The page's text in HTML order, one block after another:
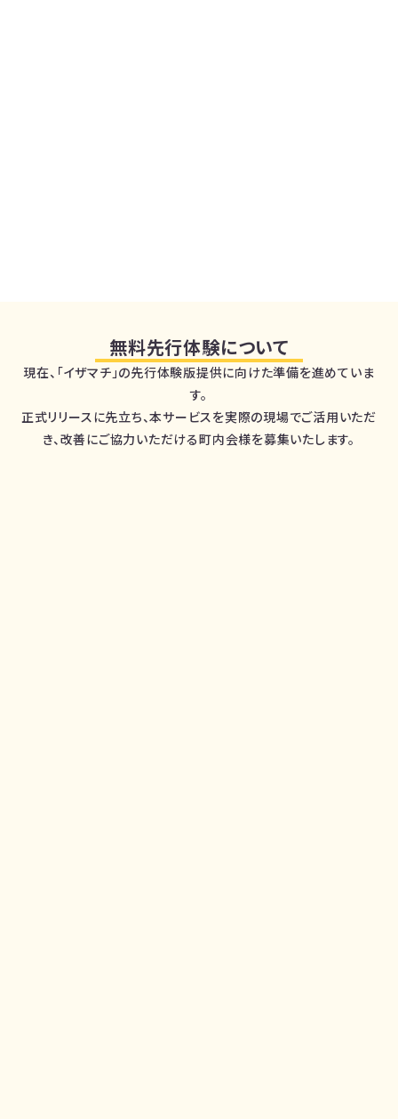
無料先行体験について
現在、「イザマチ」の先行体験版提供に向けた準備を進めていま
す。
正式リリースに先立ち、本サービスを実際の現場でご活用いただ
き、改善にご協力いただける町内会様を募集いたします。